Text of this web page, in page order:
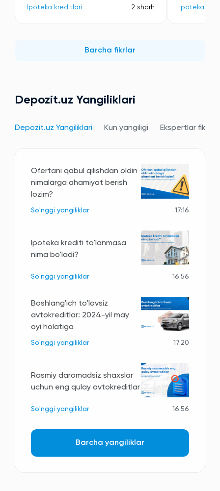
Ipoteka kreditlari 2 sharh Ipoteka
Barcha fikrlar
Depozit.uz Yangiliklari
Depozit.uz Yangiliklari Kun yangiligi Ekspertlar fikri
Ofertani qabul qilishdan oldin
nimalarga ahamiyat berish
lozim?
So'nggi yangiliklar 17:16
Ipoteka krediti to'lanmasa
nima bo'ladi?
So'nggi yangiliklar 16:56
Boshlang'ich to'lovsiz
avtokreditlar: 2024-yil may
oyi holatiga
So'nggi yangiliklar 17:20
Rasmiy daromadsiz shaxslar
uchun eng qulay avtokreditlar
So'nggi yangiliklar 16:56
Barcha yangiliklar